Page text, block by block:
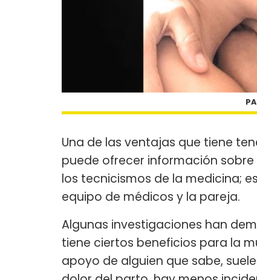
Una de las ventajas que tiene
puede ofrecer información
los tecnicismos de la medicina;
equipo de médicos y la pareja.
Algunas investigaciones han
tiene ciertos beneficios para la
apoyo de alguien que sabe,